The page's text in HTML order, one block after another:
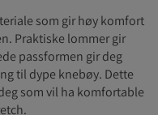
som gir høy komfort
Praktiske lommer gir
passformen gir deg
til dype knebøy. Dette
som vil ha komfortable